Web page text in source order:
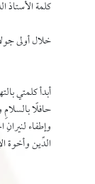
كلمة
خلال أولى
أبدأ كلمتي
حافلًا
وإطفاء
الدِّين وأخوة